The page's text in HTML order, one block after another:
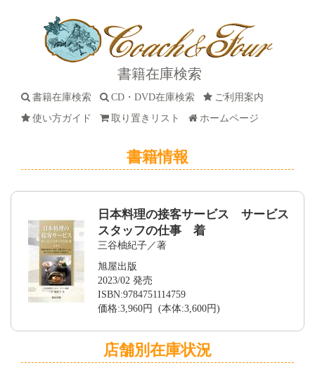
書籍在庫検索
書籍在庫検索 CD・DVD在庫検索
ご利用案内
使い方ガイド
取り置きリスト ホームページ
書籍情報
日本料理の接客サービス サービス
スタッフの仕事 着
三谷柚紀子／著
旭屋出版
2023/02 発売
ISBN:9784751114759
価格:3,960円 (本体:3,600円)
店舗別在庫状況